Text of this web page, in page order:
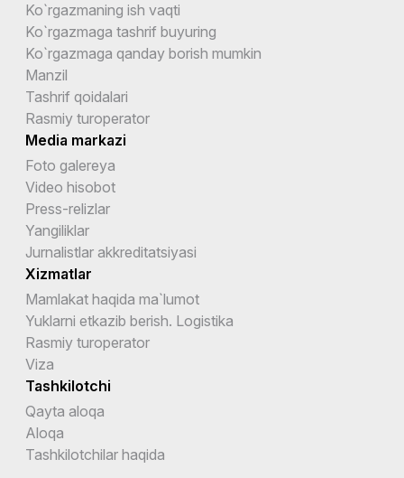
Ko`rgazmaning ish vaqti
Ko`rgazmaga tashrif buyuring
Ko`rgazmaga qanday borish mumkin
Manzil
Tashrif qoidalari
Rasmiy turoperator
Media markazi
Foto galereya
Video hisobot
Press-relizlar
Yangiliklar
Jurnalistlar akkreditatsiyasi
Xizmatlar
Mamlakat haqida ma`lumot
Yuklarni etkazib berish. Logistika
Rasmiy turoperator
Viza
Tashkilotchi
Qayta aloqa
Aloqa
Tashkilotchilar haqida